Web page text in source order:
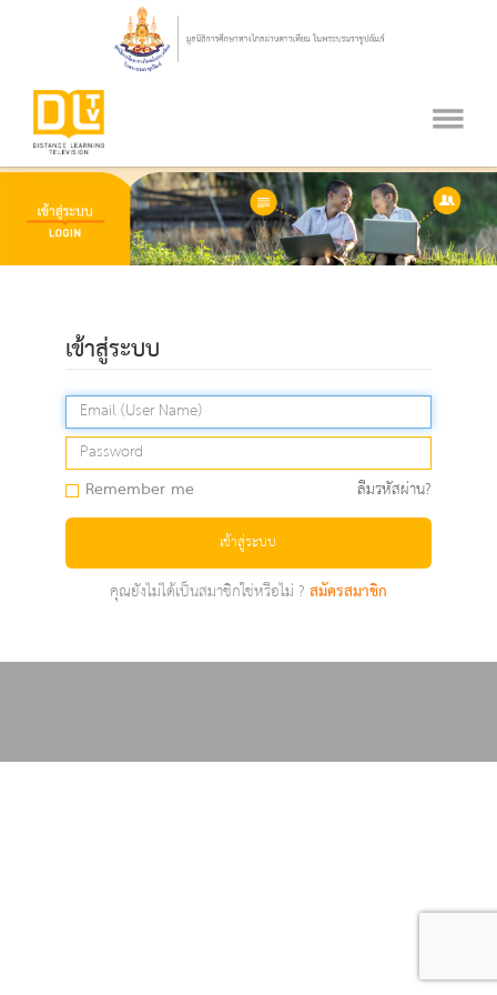
เข้าสู่ระบบ
Remember me ลืมรหัสผ่าน?
เข้าสู่ระบบ
คุณยังไม่ได้เป็นสมาชิกใช่หรือไม่ ?สมัครสมาชิก